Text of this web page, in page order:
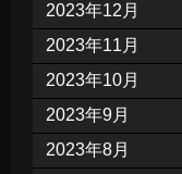
2023年12月
2023年11月
2023年10月
2023年9月
2023年8月